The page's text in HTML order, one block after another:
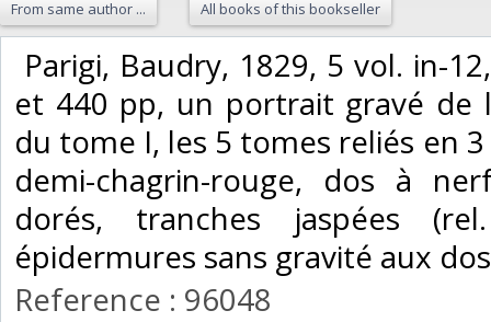
From same author ... All books of this bookseller
Parigi, Baudry, 1829, 5 vol. in-
et 440 pp, un portrait gravé de
du tome I, les 5 tomes reliés en
demi-chagrin-rouge, dos à
dorés, tranches jaspées
épidermures sans gravité aux
Reference : 96048